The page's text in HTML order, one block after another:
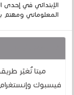
الإبتدائي في إحدى
المعلوماتي ومهتم
ميتا تُغيّر
فيسبوك وإنستغرام